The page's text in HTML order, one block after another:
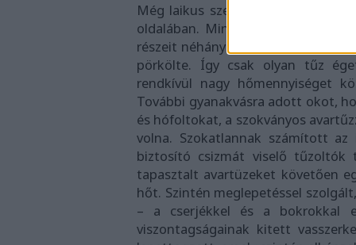
Még laikus szemmel nézve is
oldalában. Mint a szakértő
részeit néhány centiméter
pörkölte. Így csak olyan tűz
rendkívül nagy hőmennyiséget
További gyanakvásra adott okot,
és hófoltokat, a szokványos
volna. Szokatlannak számított az
biztosító csizmát viselő
tapasztalt avartüzeket követően
hőt. Szintén meglepetéssel
– a cserjékkel és a bokrokkal
viszontagságainak kitett